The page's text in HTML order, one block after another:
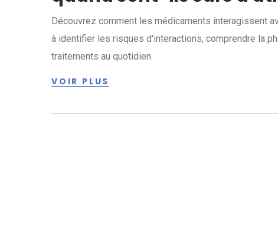
Découvrez comment les médicaments interagissent
à identifier les risques d'interactions, comprendre la
traitements au quotidien.
VOIR PLUS